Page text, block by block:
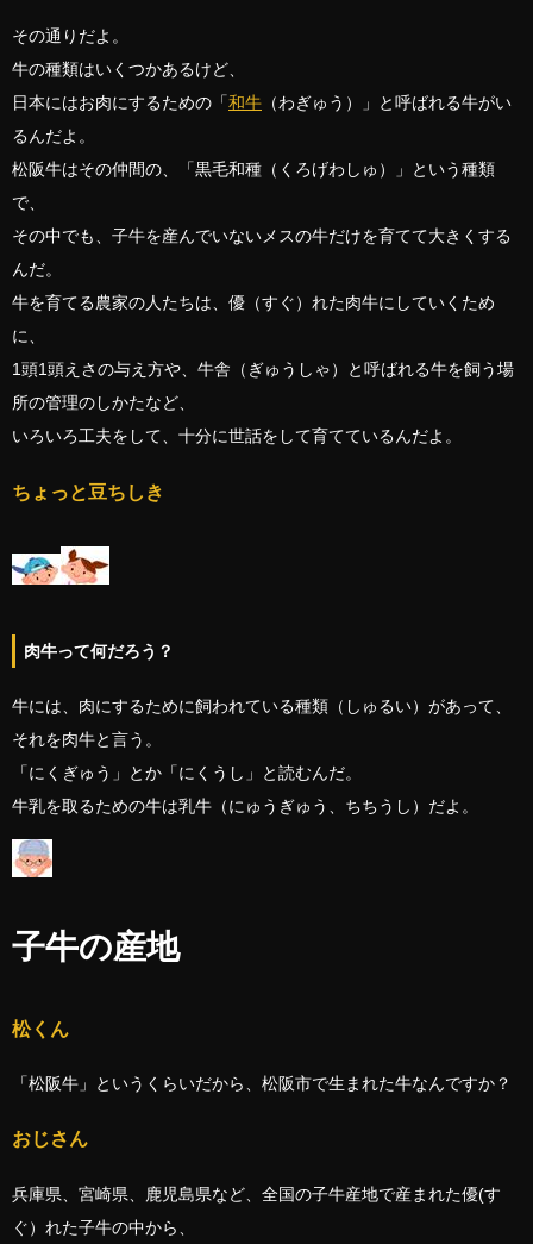
その通りだよ。
牛の種類はいくつかあるけど、
日本にはお肉にするための「和牛 （わぎゅう）」と呼ばれる牛がい
るんだよ。
松阪牛はその仲間の、「黒毛和種（くろげわしゅ）」という種類
で、
その中でも、子牛を産んでいないメスの牛だけを育てて大きくする
んだ。
牛を育てる農家の人たちは、優（すぐ）れた肉牛にしていくため
に、
1頭1頭えさの与え方や、牛舎（ぎゅうしゃ）と呼ばれる牛を飼う場
所の管理のしかたなど、
いろいろ工夫をして、十分に世話をして育てているんだよ。
ちょっと豆ちしき
肉牛って何だろう？
牛には、肉にするために飼われている種類（しゅるい）があって、
それを肉牛と言う。
「にくぎゅう」とか「にくうし」と読むんだ。
牛乳を取るための牛は乳牛（にゅうぎゅう、ちちうし）だよ。
子牛の産地
松くん
「松阪牛」というくらいだから、松阪市で生まれた牛なんですか？
おじさん
兵庫県、宮崎県、鹿児島県など、全国の子牛産地で産まれた優(す
ぐ）れた子牛の中から、